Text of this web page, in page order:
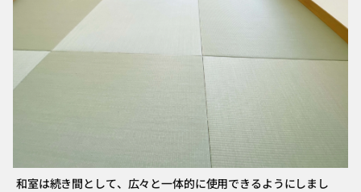
和室は続き間として、広々と一体的に使用できるようにしまし